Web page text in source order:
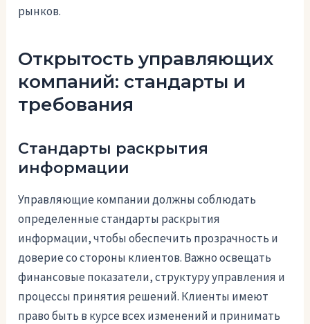
рынков.
Открытость управляющих
компаний: стандарты и
требования
Стандарты раскрытия
информации
Управляющие компании должны соблюдать
определенные стандарты раскрытия
информации, чтобы обеспечить прозрачность и
доверие со стороны клиентов. Важно освещать
финансовые показатели, структуру управления и
процессы принятия решений. Клиенты имеют
право быть в курсе всех изменений и принимать